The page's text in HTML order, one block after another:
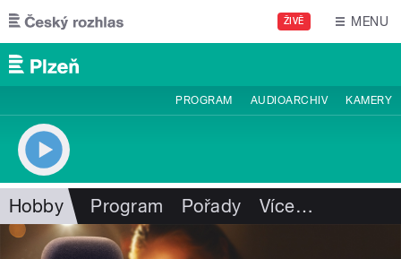
Přejít k hlavnímu obsahu
ŽIVĚ MENU
PROGRAM AUDIOARCHIV KAMERY
Hobby Program Pořady Více…